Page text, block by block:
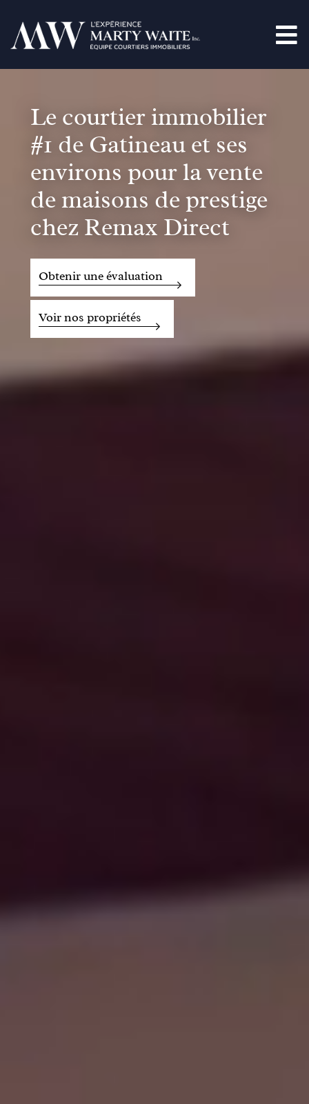
Le courtier immobilier
#1 de Gatineau et ses
environs pour la vente
de maisons de prestige
chez Remax Direct
Obtenir une évaluation
Voir nos propriétés